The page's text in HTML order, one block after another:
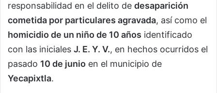
responsabilidad en el delito de desaparición
cometida por particulares agravada, así como el
homicidio de un niño de 10 años identificado
con las iniciales J. E. Y. V., en hechos ocurridos el
pasado 10 de junio en el municipio de
Yecapixtla.